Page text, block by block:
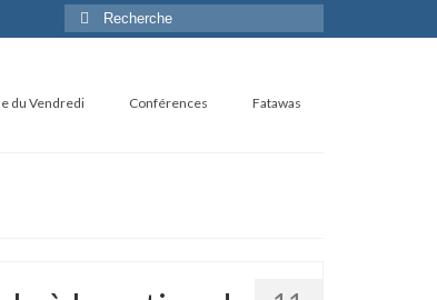
Rechercher
:
du Vendredi Conférences Fatawas